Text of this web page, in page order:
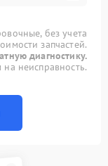
без учета
запчастей.
диагностику.
неисправность.